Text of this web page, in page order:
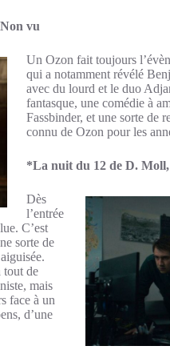
vu
Un Ozon fait toujours
qui a notamment révélé
avec du lourd et le duo
fantasque, une comédie à
Fassbinder, et une sorte de
connu de Ozon pour les
*La nuit du 12 de D.
Dès
l’entrée
C’est
sorte de
tout de
mais
face à un
d’une